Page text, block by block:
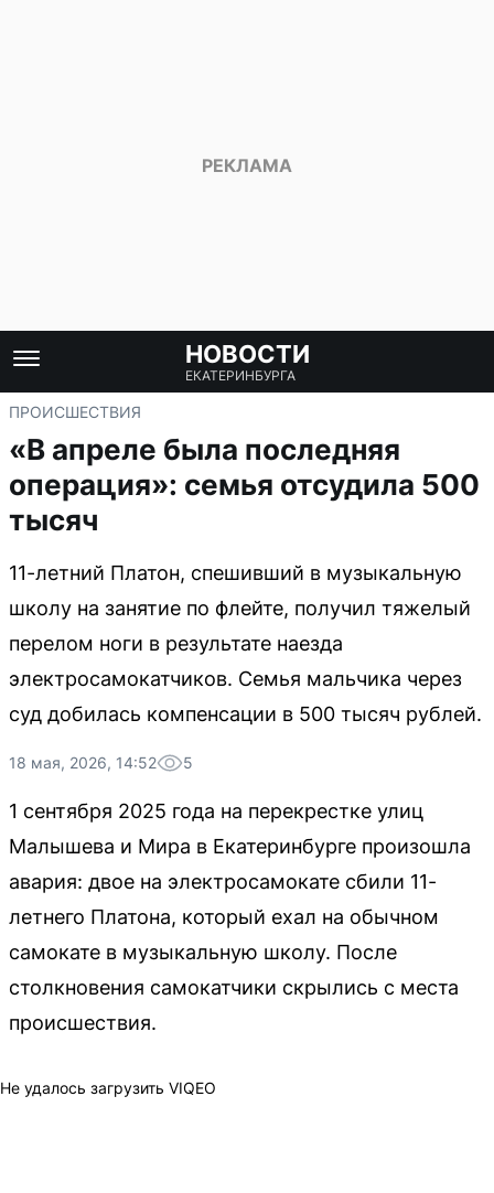
НОВОСТИ
ЕКАТЕРИНБУРГА
ПРОИСШЕСТВИЯ
«В апреле была последняя
операция»: семья отсудила 500
тысяч
11-летний Платон, спешивший в музыкальную
школу на занятие по флейте, получил тяжелый
перелом ноги в результате наезда
электросамокатчиков. Семья мальчика через
суд добилась компенсации в 500 тысяч рублей.
18 мая, 2026, 14:52 5
1 сентября 2025 года на перекрестке улиц
Малышева и Мира в Екатеринбурге произошла
авария: двое на электросамокате сбили 11-
летнего Платона, который ехал на обычном
самокате в музыкальную школу. После
столкновения самокатчики скрылись с места
происшествия.
Не удалось загрузить VIQEO